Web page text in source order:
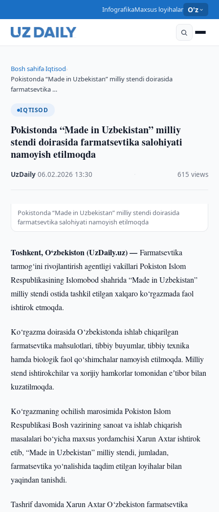
InfografikaMaxsus loyihalar O'z
Bosh sahifa›Iqtisod›
Pokistonda “Made in Uzbekistan” milliy stendi doirasida
farmatsevtika …
IQTISOD
Pokistonda “Made in Uzbekistan” milliy
stendi doirasida farmatsevtika salohiyati
namoyish etilmoqda
UzDaily ·06.02.2026 13:30 615 views
Pokistonda “Made in Uzbekistan” milliy stendi doirasida
farmatsevtika salohiyati namoyish etilmoqda
Toshkent, O‘zbekiston (UzDaily.uz) —Farmatsevtika
tarmog‘ini rivojlantirish agentligi vakillari Pokiston Islom
Respublikasining Islomobod shahrida “Made in Uzbekistan”
milliy stendi ostida tashkil etilgan xalqaro ko‘rgazmada faol
ishtirok etmoqda.
Ko‘rgazma doirasida O‘zbekistonda ishlab chiqarilgan
farmatsevtika mahsulotlari, tibbiy buyumlar, tibbiy texnika
hamda biologik faol qo‘shimchalar namoyish etilmoqda. Milliy
stend ishtirokchilar va xorijiy hamkorlar tomonidan eʼtibor bilan
kuzatilmoqda.
Ko‘rgazmaning ochilish marosimida Pokiston Islom
Respublikasi Bosh vazirining sanoat va ishlab chiqarish
masalalari bo‘yicha maxsus yordamchisi Xarun Axtar ishtirok
etib, “Made in Uzbekistan” milliy stendi, jumladan,
farmatsevtika yo‘nalishida taqdim etilgan loyihalar bilan
yaqindan tanishdi.
Tashrif davomida Xarun Axtar O‘zbekiston farmatsevtika